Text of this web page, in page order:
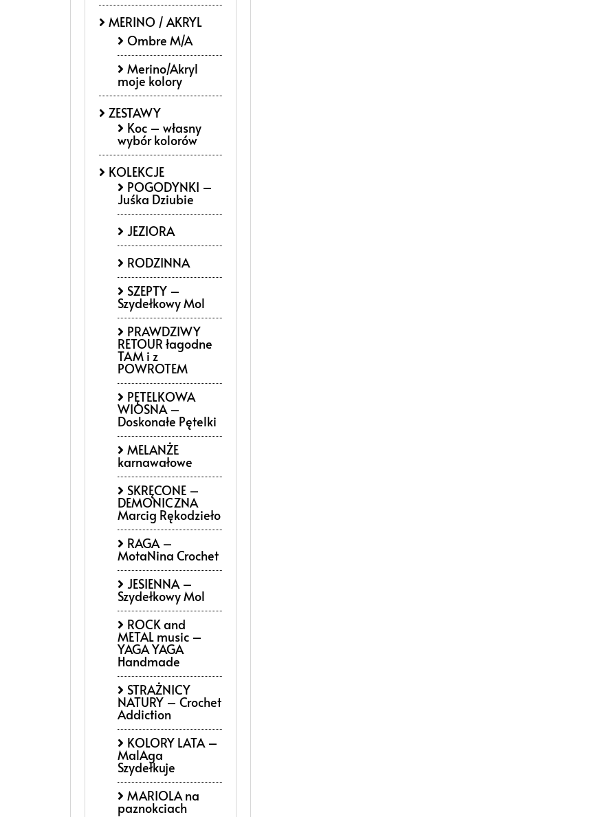
MERINO / AKRYL
Ombre M/A
Merino/Akryl
moje kolory
ZESTAWY
Koc – własny
wybór kolorów
KOLEKCJE
POGODYNKI –
Juśka Dziubie
JEZIORA
RODZINNA
SZEPTY –
Szydełkowy Mol
PRAWDZIWY
RETOUR łagodne
TAM i z
POWROTEM
PĘTELKOWA
WIOSNA –
Doskonałe Pętelki
MELANŻE
karnawałowe
SKRĘCONE –
DEMONICZNA
Marcig Rękodzieło
RAGA –
MotaNina Crochet
JESIENNA –
Szydełkowy Mol
ROCK and
METAL music –
YAGA YAGA
Handmade
STRAŻNICY
NATURY – Crochet
Addiction
KOLORY LATA –
MalAga
Szydełkuje
MARIOLA na
paznokciach